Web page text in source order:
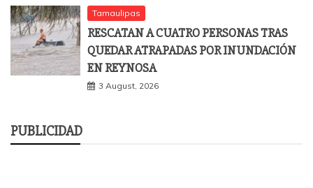
Tamaulipas
RESCATAN A CUATRO PERSONAS TRAS
QUEDAR ATRAPADAS POR INUNDACIÓN
EN REYNOSA
3 August, 2026
PUBLICIDAD